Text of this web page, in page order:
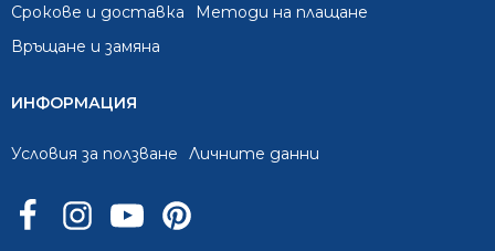
Срокове и доставка
Методи на плащане
Връщане и замяна
ИНФОРМАЦИЯ
Условия за ползване Личните данни